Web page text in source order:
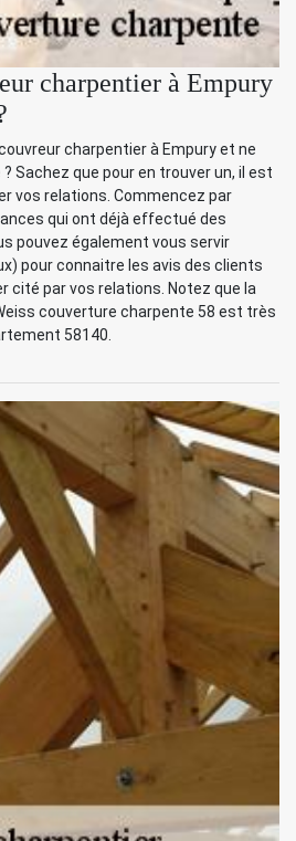
charpentier à Empury
charpentier à Empury et ne
Sachez que pour en trouver un, il est
vos relations. Commencez par
qui ont déjà effectué des
pouvez également vous servir
pour connaitre les avis des clients
cité par vos relations. Notez que la
couverture charpente 58 est très
58140.